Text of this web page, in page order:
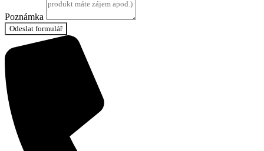
Poznámka
Odeslat formulář